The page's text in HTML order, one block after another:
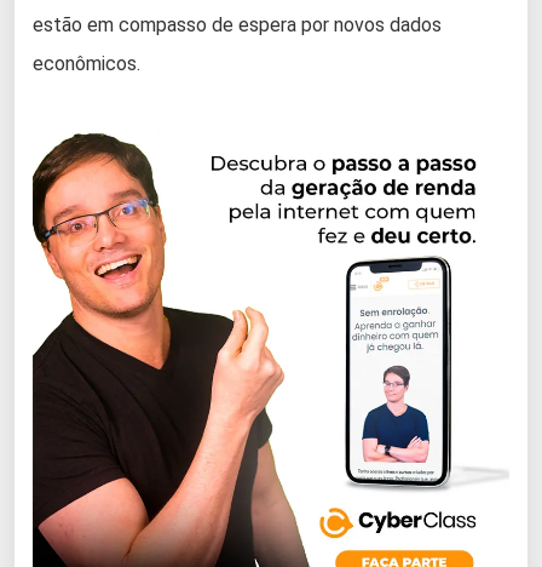
estão em compasso de espera por novos dados
econômicos.